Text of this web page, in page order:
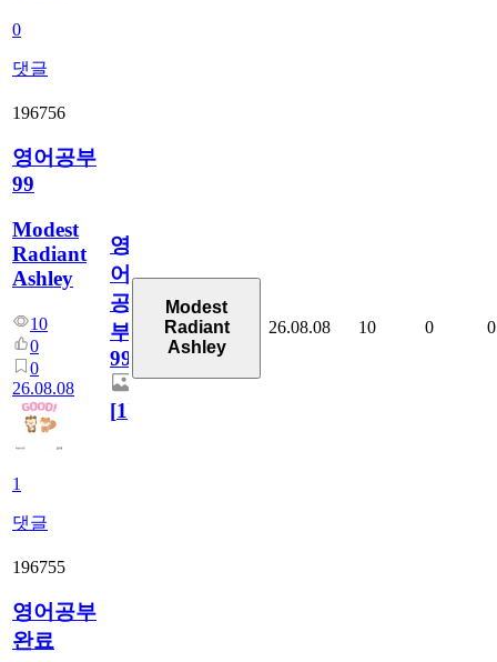
0
댓글
196756
영어공부
99
Modest
Radiant
Ashley
10
0
0
26.08.08
1
댓글
영
어
공
부
99
[1]
Modest
Radiant
Ashley
26.08.08 10 0 0
196755
영어공부
완료